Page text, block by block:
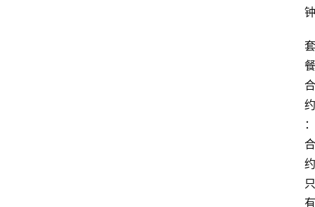
钟
套
餐
合
约
：
合
约
只
有